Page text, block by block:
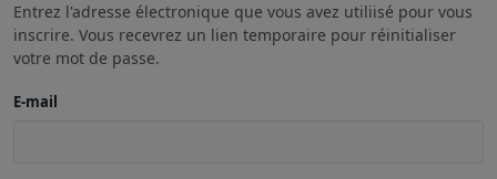
TIMBRES D'AFRIQUE
Entrez l'adresse électronique que vous avez utiliisé pour vous
inscrire. Vous recevrez un lien temporaire pour réinitialiser
votre mot de passe.
E-mail